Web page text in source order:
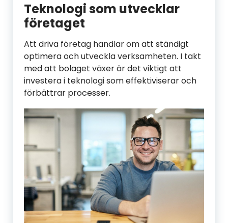
Teknologi som utvecklar
företaget
Att driva företag handlar om att ständigt
optimera och utveckla verksamheten. I takt
med att bolaget växer är det viktigt att
investera i teknologi som effektiviserar och
förbättrar processer.